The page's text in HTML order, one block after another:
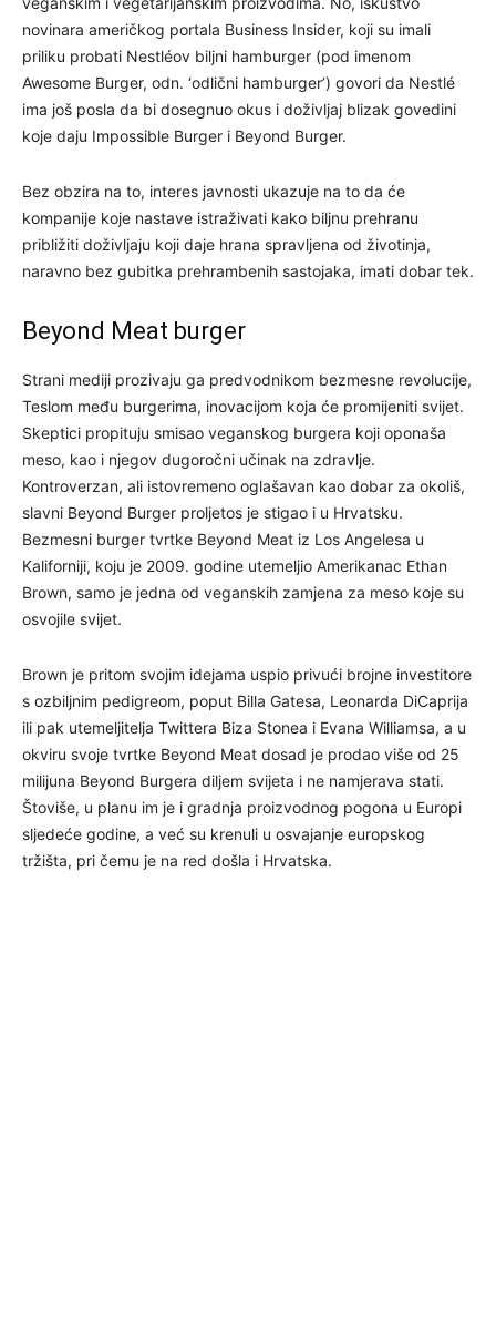
novinara američkog portala Business Insider, koji su imali
priliku probati Nestléov biljni hamburger (pod imenom
Awesome Burger, odn. ‘odlični hamburger’) govori da Nestlé
ima još posla da bi dosegnuo okus i doživljaj blizak govedini
koje daju Impossible Burger i Beyond Burger.
Bez obzira na to, interes javnosti ukazuje na to da će
kompanije koje nastave istraživati kako biljnu prehranu
približiti doživljaju koji daje hrana spravljena od životinja,
naravno bez gubitka prehrambenih sastojaka, imati dobar tek.
Beyond Meat burger
Strani mediji prozivaju ga predvodnikom bezmesne revolucije,
Teslom među burgerima, inovacijom koja će promijeniti svijet.
Skeptici propituju smisao veganskog burgera koji oponaša
meso, kao i njegov dugoročni učinak na zdravlje.
Kontroverzan, ali istovremeno oglašavan kao dobar za okoliš,
slavni Beyond Burger proljetos je stigao i u Hrvatsku.
Bezmesni burger tvrtke Beyond Meat iz Los Angelesa u
Kaliforniji, koju je 2009. godine utemeljio Amerikanac Ethan
Brown, samo je jedna od veganskih zamjena za meso koje su
osvojile svijet.
Brown je pritom svojim idejama uspio privući brojne investitore
s ozbiljnim pedigreom, poput Billa Gatesa, Leonarda DiCaprija
ili pak utemeljitelja Twittera Biza Stonea i Evana Williamsa, a u
okviru svoje tvrtke Beyond Meat dosad je prodao više od 25
milijuna Beyond Burgera diljem svijeta i ne namjerava stati.
Štoviše, u planu im je i gradnja proizvodnog pogona u Europi
sljedeće godine, a već su krenuli u osvajanje europskog
tržišta, pri čemu je na red došla i Hrvatska.